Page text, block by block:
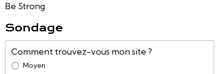
Be Strong
Sondage
Comment trouvez-vous mon site ?
Moyen